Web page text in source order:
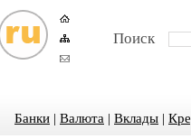
Поиск
Банки | Валюта | Вклады |